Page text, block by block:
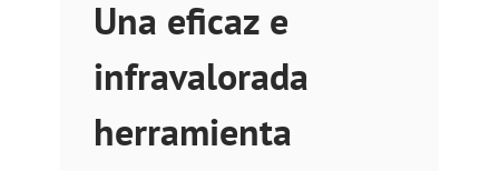
Una eficaz e
infravalorada
herramienta